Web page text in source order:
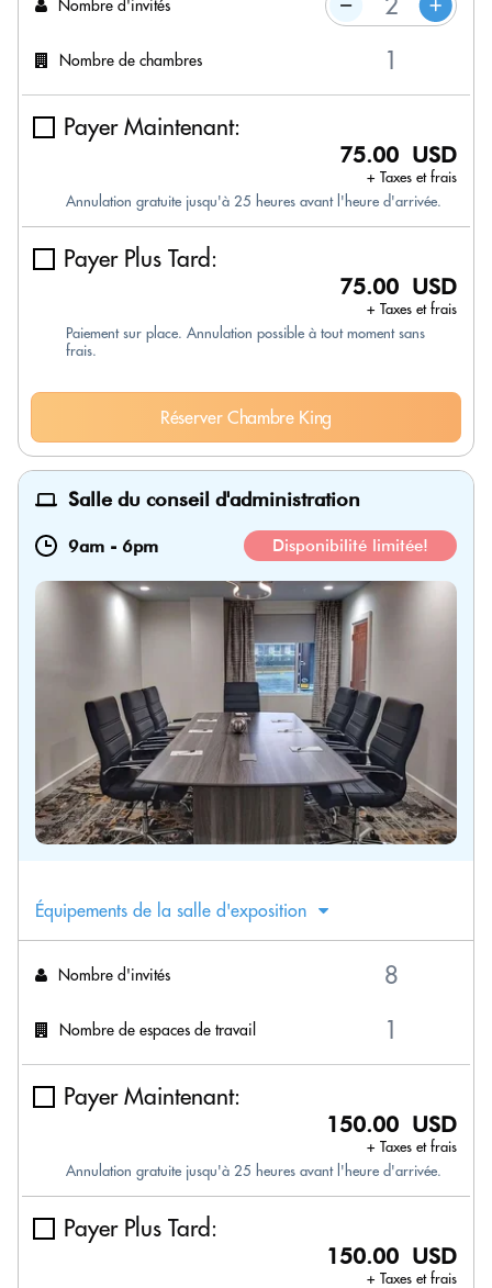
Nombre d'invités
Nombre de chambres
Payer Maintenant:
75.00 USD
+ Taxes et frais
Annulation gratuite jusqu'à 25 heures avant l'heure d'arrivée.
Payer Plus Tard:
75.00 USD
+ Taxes et frais
Paiement sur place. Annulation possible à tout moment sans
frais.
Réserver Chambre King
Salle du conseil d'administration
9am - 6pm Disponibilité limitée!
Équipements de la salle d'exposition
Nombre d'invités
Nombre de espaces de travail
Payer Maintenant:
150.00 USD
+ Taxes et frais
Annulation gratuite jusqu'à 25 heures avant l'heure d'arrivée.
Payer Plus Tard:
150.00 USD
+ Taxes et frais